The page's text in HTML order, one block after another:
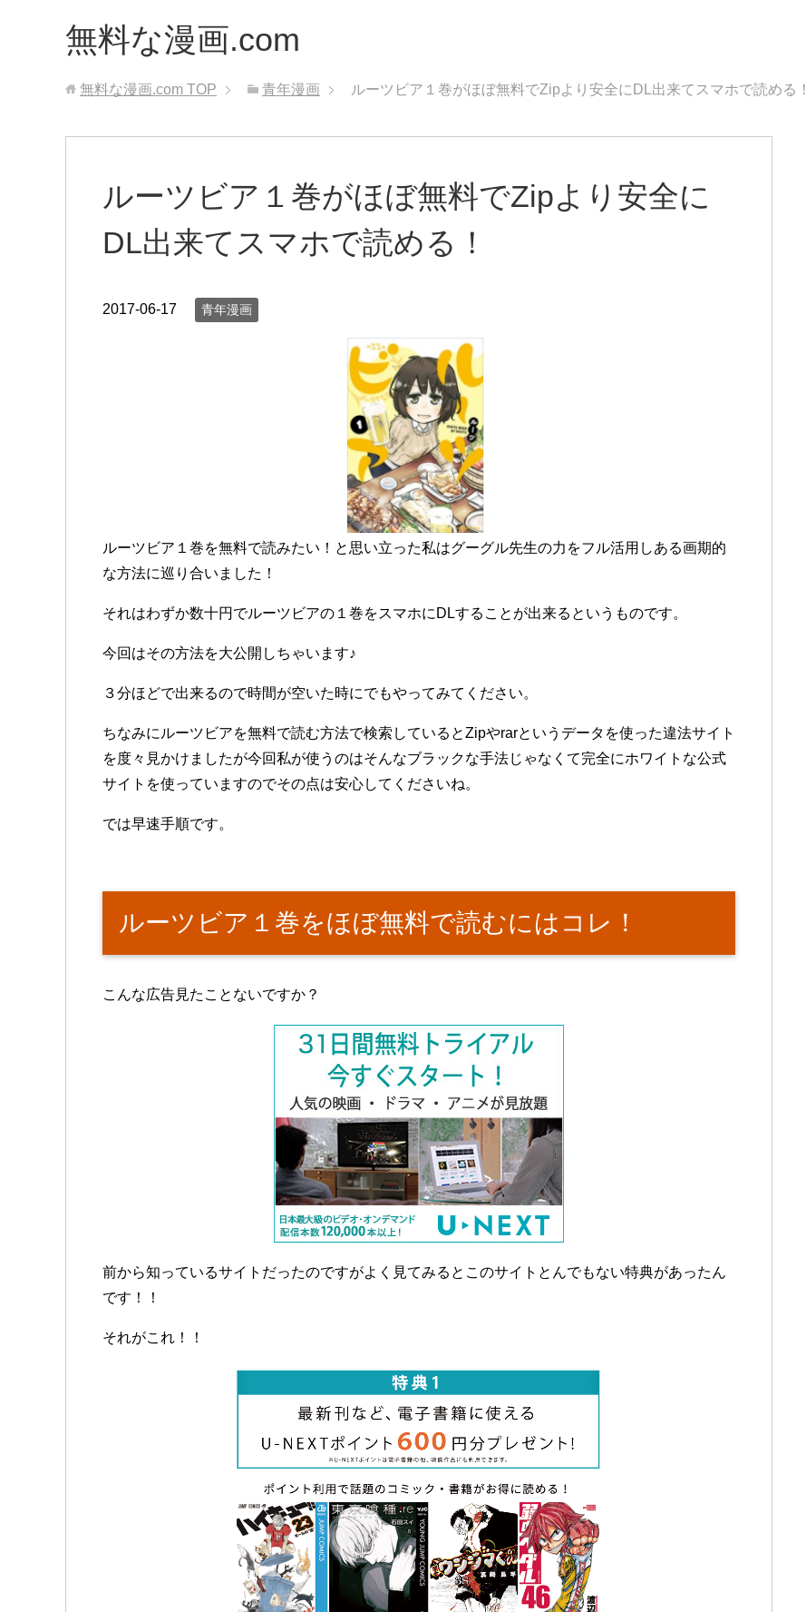
無料な漫画.com
無料な漫画.com TOP 青年漫画 ルーツビア１巻がほぼ無料でZipより安全にDL出来てスマホで読める！
ルーツビア１巻がほぼ無料でZipより安全に
DL出来てスマホで読める！
2017-06-17 青年漫画
ルーツビア１巻を無料で読みたい！と思い立った私はグーグル先生の力をフル活用しある画期的
な方法に巡り合いました！
それはわずか数十円でルーツビアの１巻をスマホにDLすることが出来るというものです。
今回はその方法を大公開しちゃいます♪
３分ほどで出来るので時間が空いた時にでもやってみてください。
ちなみにルーツビアを無料で読む方法で検索しているとZipやrarというデータを使った違法サイト
を度々見かけましたが今回私が使うのはそんなブラックな手法じゃなくて完全にホワイトな公式
サイトを使っていますのでその点は安心してくださいね。
では早速手順です。
ルーツビア１巻をほぼ無料で読むにはコレ！
こんな広告見たことないですか？
前から知っているサイトだったのですがよく見てみるとこのサイトとんでもない特典があったん
です！！
それがこれ！！